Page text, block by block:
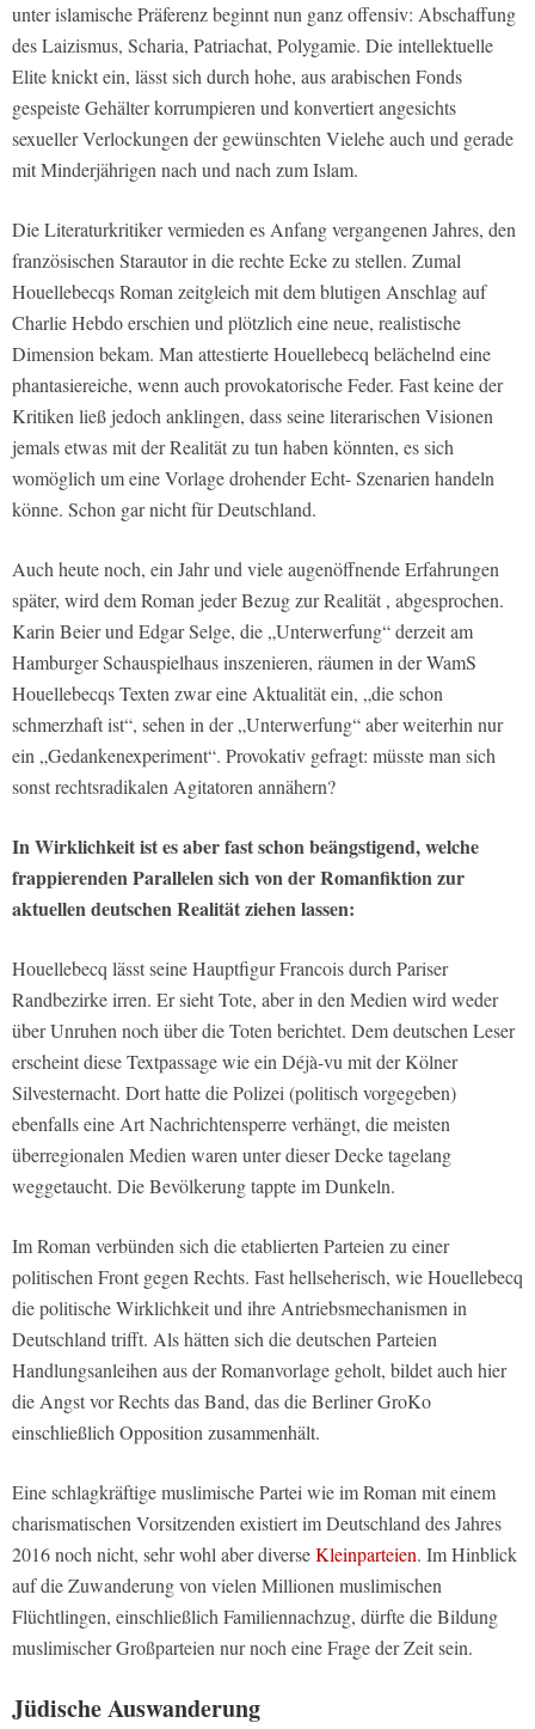
unter islamische Präferenz beginnt nun ganz offensiv: Abschaffung
des Laizismus, Scharia, Patriachat, Polygamie. Die intellektuelle
Elite knickt ein, lässt sich durch hohe, aus arabischen Fonds
gespeiste Gehälter korrumpieren und konvertiert angesichts
sexueller Verlockungen der gewünschten Vielehe auch und gerade
mit Minderjährigen nach und nach zum Islam.
Die Literaturkritiker vermieden es Anfang vergangenen Jahres, den
französischen Starautor in die rechte Ecke zu stellen. Zumal
Houellebecqs Roman zeitgleich mit dem blutigen Anschlag auf
Charlie Hebdo erschien und plötzlich eine neue, realistische
Dimension bekam. Man attestierte Houellebecq belächelnd eine
phantasiereiche, wenn auch provokatorische Feder. Fast keine der
Kritiken ließ jedoch anklingen, dass seine literarischen Visionen
jemals etwas mit der Realität zu tun haben könnten, es sich
womöglich um eine Vorlage drohender Echt- Szenarien handeln
könne. Schon gar nicht für Deutschland.
Auch heute noch, ein Jahr und viele augenöffnende Erfahrungen
später, wird dem Roman jeder Bezug zur Realität , abgesprochen.
Karin Beier und Edgar Selge, die „Unterwerfung“ derzeit am
Hamburger Schauspielhaus inszenieren, räumen in der WamS
Houellebecqs Texten zwar eine Aktualität ein, „die schon
schmerzhaft ist“, sehen in der „Unterwerfung“ aber weiterhin nur
ein „Gedankenexperiment“. Provokativ gefragt: müsste man sich
sonst rechtsradikalen Agitatoren annähern?
In Wirklichkeit ist es aber fast schon beängstigend, welche
frappierenden Parallelen sich von der Romanfiktion zur
aktuellen deutschen Realität ziehen lassen:
Houellebecq lässt seine Hauptfigur Francois durch Pariser
Randbezirke irren. Er sieht Tote, aber in den Medien wird weder
über Unruhen noch über die Toten berichtet. Dem deutschen Leser
erscheint diese Textpassage wie ein Déjà-vu mit der Kölner
Silvesternacht. Dort hatte die Polizei (politisch vorgegeben)
ebenfalls eine Art Nachrichtensperre verhängt, die meisten
überregionalen Medien waren unter dieser Decke tagelang
weggetaucht. Die Bevölkerung tappte im Dunkeln.
Im Roman verbünden sich die etablierten Parteien zu einer
politischen Front gegen Rechts. Fast hellseherisch, wie Houellebecq
die politische Wirklichkeit und ihre Antriebsmechanismen in
Deutschland trifft. Als hätten sich die deutschen Parteien
Handlungsanleihen aus der Romanvorlage geholt, bildet auch hier
die Angst vor Rechts das Band, das die Berliner GroKo
einschließlich Opposition zusammenhält.
Eine schlagkräftige muslimische Partei wie im Roman mit einem
charismatischen Vorsitzenden existiert im Deutschland des Jahres
2016 noch nicht, sehr wohl aber diverseKleinparteien. Im Hinblick
auf die Zuwanderung von vielen Millionen muslimischen
Flüchtlingen, einschließlich Familiennachzug, dürfte die Bildung
muslimischer Großparteien nur noch eine Frage der Zeit sein.
Jüdische Auswanderung